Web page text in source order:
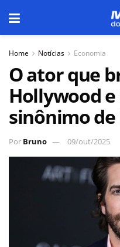
Home Notícias Economia
O ator que
Hollywood
sinônimo
Por Bruno 09/out/2025